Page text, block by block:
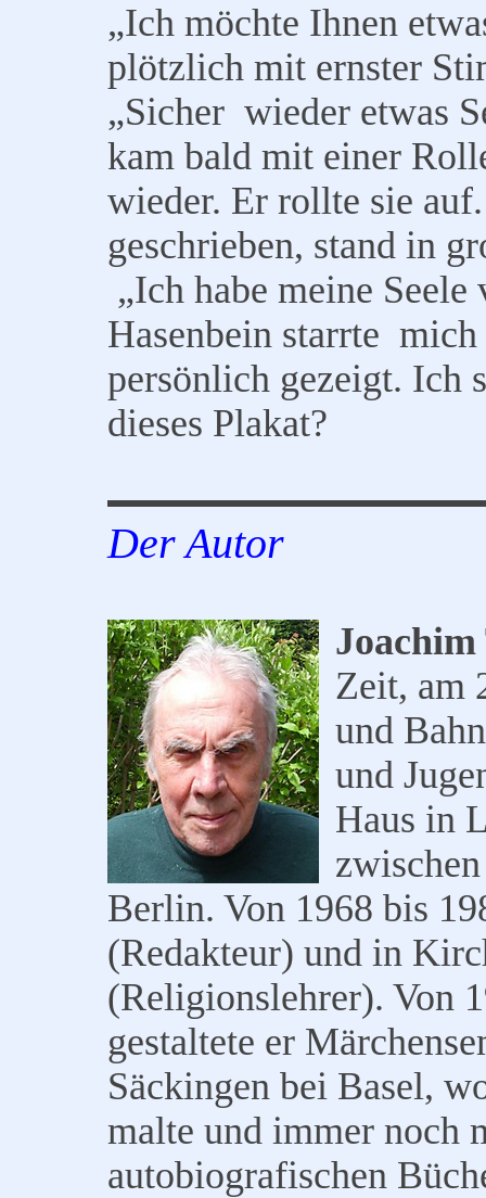
„Ich möchte Ihnen
plötzlich mit ernster
„Sicher wieder etwas
kam bald mit einer
wieder. Er rollte sie
geschrieben, stand in
„Ich habe meine Seele
Hasenbein starrte
persönlich gezeigt. Ich
dieses Plakat?
Der Autor
Zeit, am
und
und
Haus in
Berlin. Von 1968 bis
(Redakteur) und in
(Religionslehrer). Von
gestaltete er
Säckingen bei Basel,
malte und immer noch
autobiografischen